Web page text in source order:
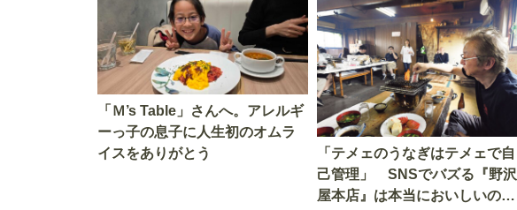
「Ｍ’s Table」さんへ。アレルギ
ーっ子の息子に人生初のオムラ
イスをありがとう
「テメェのうなぎはテメェで自
己管理」 SNSでバズる『野沢
屋本店』は本当においしいの